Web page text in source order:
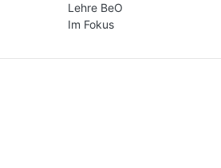
Lehre BeO
Im Fokus